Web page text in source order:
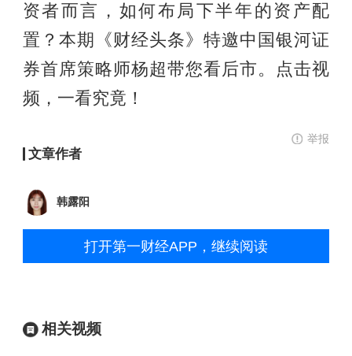
资者而言，如何布局下半年的资产配
置？本期《财经头条》特邀中国银河证
券首席策略师杨超带您看后市。点击视
频，一看究竟！
举报
文章作者
韩露阳
打开第一财经APP，继续阅读
相关视频